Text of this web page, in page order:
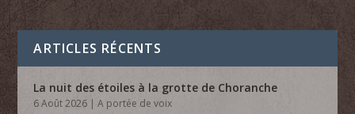
ARTICLES RÉCENTS
La nuit des étoiles à la grotte de Choranche
6 Août 2026 |A portée de voix